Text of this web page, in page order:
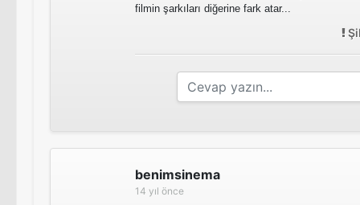
filmin şarkıları diğerine fark atar...
benimsinema
14 yıl önce